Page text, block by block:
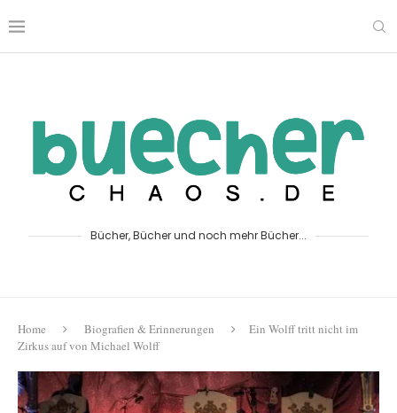
Bücher, Bücher und noch mehr Bücher...
Home Biografien & Erinnerungen
Ein Wolff tritt nicht im
Zirkus auf von Michael Wolff